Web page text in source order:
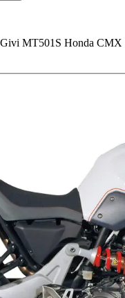
Givi MT501S Honda CMX